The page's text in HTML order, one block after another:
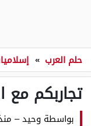
حلم العرب »
تجاربكم مع
بواسطة وحيد–